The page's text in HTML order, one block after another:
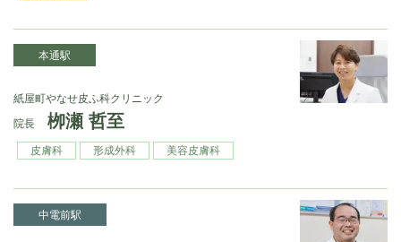
本通駅
紙屋町やなせ皮ふ科クリニック
院長
栁瀬 哲至
皮膚科 形成外科 美容皮膚科
中電前駅